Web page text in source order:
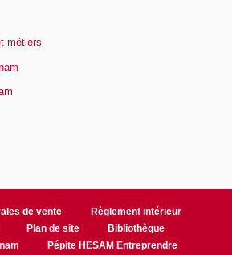
métiers
de vente
Règlement intérieur
Plan de site
Bibliothèque
Pépite HESAM Entreprendre